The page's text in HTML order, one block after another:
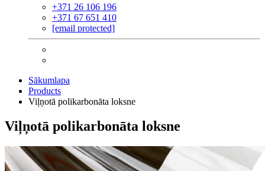
+371 26 106 196
+371 67 651 410
[email protected]
Sākumlapa
Products
Viļņotā polikarbonāta loksne
Viļņotā polikarbonāta loksne